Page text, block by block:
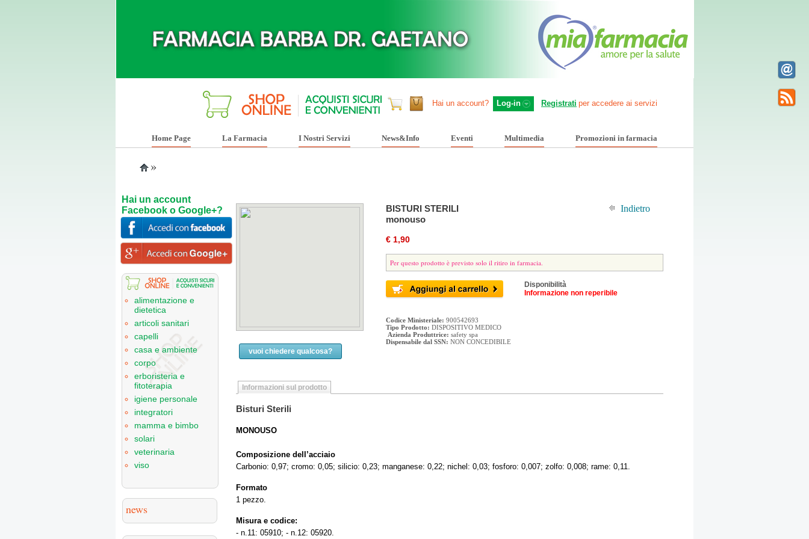
Hai un account
Facebook o Google+?
alimentazione e
dietetica
articoli sanitari
capelli
casa e ambiente
corpo
erboristeria e
fitoterapia
igiene personale
integratori
mamma e bimbo
solari
veterinaria
viso
news
Hai un account? Log-in Registrati per accedere ai servizi
Home Page La Farmacia I Nostri Servizi News&Info Eventi Multimedia Promozioni in farmacia
»
vuoi chiedere qualcosa?
BISTURI STERILI
Indietro
monouso
€ 1,90
Per questo prodotto è previsto solo il ritiro in farmacia.
Disponibilità
Informazione non reperibile
Codice Ministeriale: 900542693
Tipo Prodotto: DISPOSITIVO MEDICO
Azienda Produttrice: safety spa
Dispensabile dal SSN: NON CONCEDIBILE
Informazioni sul prodotto
Bisturi Sterili
MONOUSO
Composizione dell’acciaio
Carbonio: 0,97; cromo: 0,05; silicio: 0,23; manganese: 0,22; nichel: 0,03; fosforo: 0,007; zolfo: 0,008; rame: 0,11.
Formato
1 pezzo.
Misura e codice:
- n.11: 05910; - n.12: 05920.